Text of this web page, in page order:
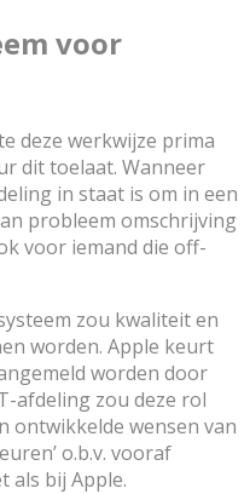
voor
deze werkwijze prima
dit toelaat. Wanneer
in staat is om in een
probleem omschrijving
voor iemand die off-
zou kwaliteit en
worden. Apple keurt
worden door
afdeling zou deze rol
ontwikkelde wensen van
o.b.v. vooraf
als bij Apple.